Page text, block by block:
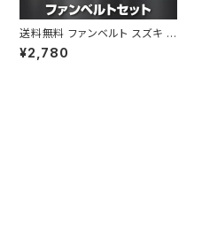
送料無料 ファンベルト スズキ ワ
ゴンR 型式MH34S H24.09～
H29.02 （国内トップメーカー）
¥2,780